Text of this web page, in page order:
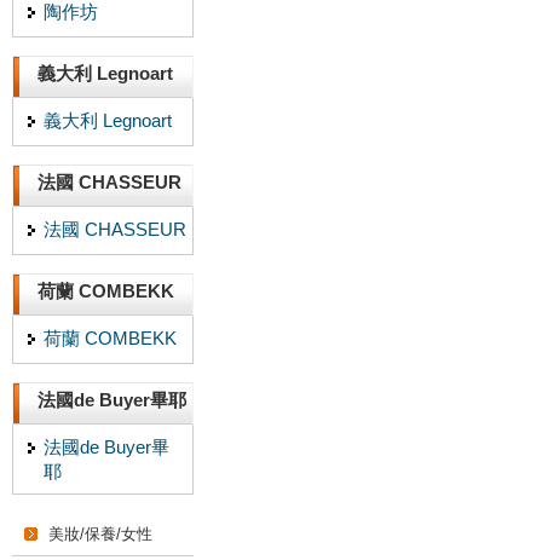
陶作坊
義大利 Legnoart
義大利 Legnoart
法國 CHASSEUR
法國 CHASSEUR
荷蘭 COMBEKK
荷蘭 COMBEKK
法國de Buyer畢耶
法國de Buyer畢
耶
美妝/保養/女性